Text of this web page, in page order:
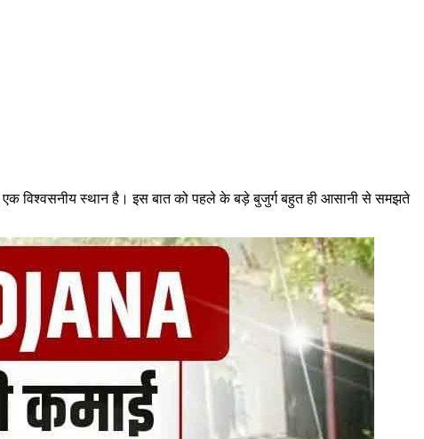
विश्वसनीय स्थान है। इस बात को पहले के बड़े बुजुर्ग बहुत ही आसानी से समझते